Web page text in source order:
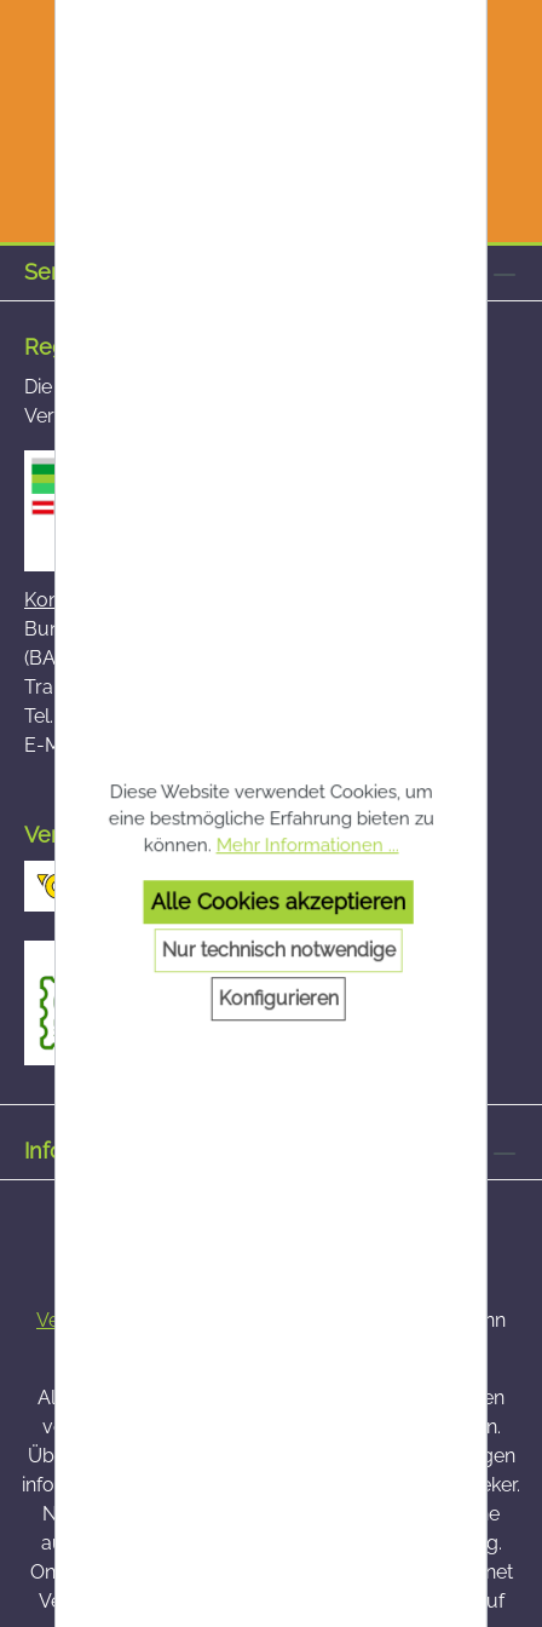
Service-Hotline
Registrierte Versandapotheke
Die von Ihnen aufgerufene Versandapotheke ist im
Versandapothekenregister des BASG registriert
Kontakt zum BASG
Bundesamt für Sicherheit im Gesundheitswesen
(BASG), AGES-Medizinmarktaufsicht (AGES MEA)
Traisengasse 5, A-1200 Wien
Tel.:
E-Mail:
Versand durch die österreichische Post
Informationen
Versandkosten
und ggf. Nachnahmegebühren, wenn
Alle bei Onlineapo angebotenen Arzneimittel werden
von Österreich versendet und sind dort zugelassen.
Über Wirkung und mögliche unerwünschte Wirkungen
informieren Gebrauchsinformation, Arzt oder Apotheker.
Nahrungsergänzungsmittel sind kein Ersatz für eine
ausgewogene und abwechslungsreiche Ernährung.
Onlineapo.at ist eine in Österreich zugelassene Internet
Versandapotheke mit Hauptsitz in Österreich. Die auf
Diese Website verwendet Cookies, um
eine bestmögliche Erfahrung bieten zu
können. Mehr Informationen ...
Alle Cookies akzeptieren
Nur technisch notwendige
Konfigurieren